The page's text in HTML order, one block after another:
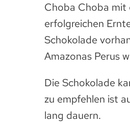
Choba Choba mit
erfolgreichen
Schokolade
Amazonas Perus
Die Schokolade
zu empfehlen ist
lang dauern.